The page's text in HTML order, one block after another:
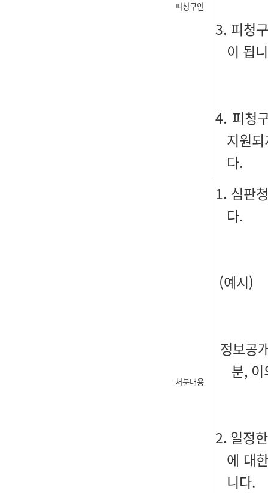
피청구인
3. 피청
이 됩
4. 피청
지원
다.
처분내용
1. 심판
다.
(예시)
정보공
분,
2. 일정
에 대
니다.